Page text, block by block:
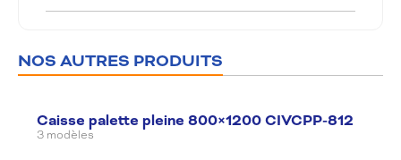
NOS AUTRES PRODUITS
Caisse palette pleine 800×1200 CIVCPP-812
3 modèles